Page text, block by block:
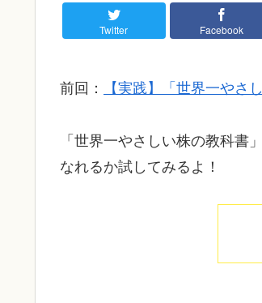
Twitter Facebook
前回： 【実践】「世界一や
「世界一やさしい株の教科
なれるか試してみるよ！